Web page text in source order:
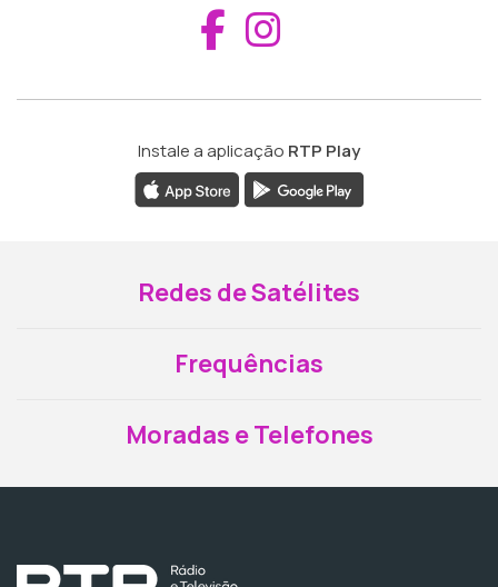
Aceder ao
Instale a aplicação RTP Play
Redes de Satélites
Frequências
Moradas e Telefones